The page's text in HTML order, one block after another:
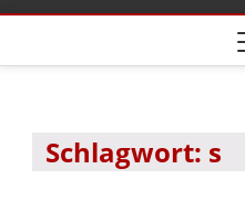
Schlagwort: s